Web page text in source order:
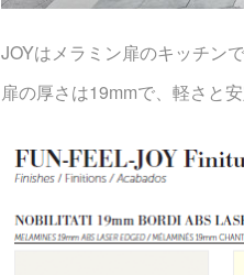
JOYはメラミン扉のキッチン
扉の厚さは19mmで、軽さと